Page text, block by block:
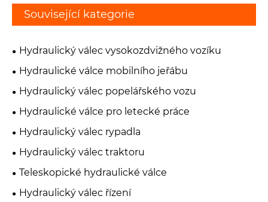
Související kategorie
Hydraulický válec vysokozdvižného vozíku
Hydraulické válce mobilního jeřábu
Hydraulický válec popelářského vozu
Hydraulické válce pro letecké práce
Hydraulický válec rypadla
Hydraulický válec traktoru
Teleskopické hydraulické válce
Hydraulický válec řízení